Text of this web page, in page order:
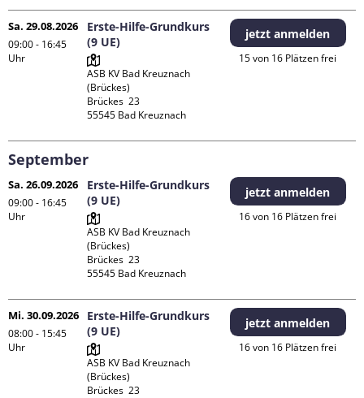
Sa. 29.08.2026
09:00 - 16:45
Uhr
Erste-Hilfe-Grundkurs
(9 UE)
ASB KV Bad Kreuznach
(Brückes)
Brückes  23
jetzt anmelden
15 von 16 Plätzen frei
September
Sa. 26.09.2026
09:00 - 16:45
Uhr
Erste-Hilfe-Grundkurs
(9 UE)
ASB KV Bad Kreuznach
(Brückes)
Brückes  23
jetzt anmelden
16 von 16 Plätzen frei
Mi. 30.09.2026
08:00 - 15:45
Uhr
Erste-Hilfe-Grundkurs
(9 UE)
ASB KV Bad Kreuznach
(Brückes)
Brückes  23
jetzt anmelden
16 von 16 Plätzen frei